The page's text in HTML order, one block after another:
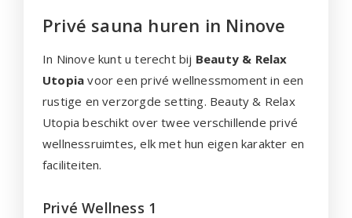
Privé sauna huren in Ninove
In Ninove kunt u terecht bij Beauty & Relax
Utopia voor een privé wellnessmoment in een
rustige en verzorgde setting. Beauty & Relax
Utopia beschikt over twee verschillende privé
wellnessruimtes, elk met hun eigen karakter en
faciliteiten.
Privé Wellness 1